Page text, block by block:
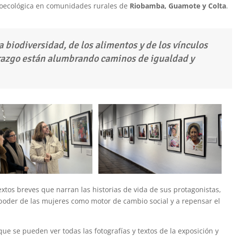
en comunidades rurales de Riobamba, Guamote y Colta.
biodiversidad, de los alimentos y de los vínculos
están alumbrando caminos de igualdad y
breves que narran las historias de vida de sus protagonistas,
de las mujeres como motor de cambio social y a repensar el
se pueden ver todas las fotografías y textos de la exposición y